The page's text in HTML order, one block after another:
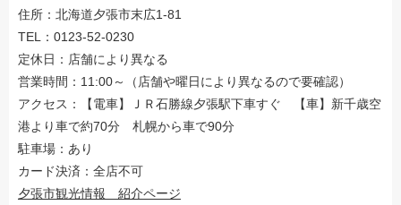
住所：北海道夕張市末広1-81
TEL：0123-52-0230
定休日：店舗により異なる
営業時間：11:00～（店舗や曜日により異なるので要確認）
アクセス：【電車】ＪＲ石勝線夕張駅下車すぐ 【車】新千歳空
港より車で約70分 札幌から車で90分
駐車場：あり
カード決済：全店不可
夕張市観光情報 紹介ページ